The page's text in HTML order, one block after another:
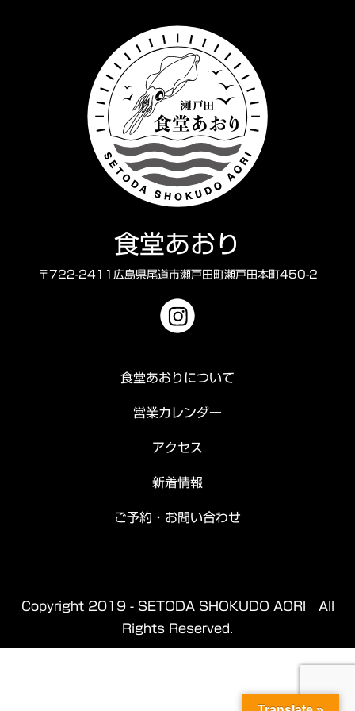
食堂あおり
〒722-2411広島県尾道市瀬戸田町瀬戸田本町450-2
食堂あおりについて
営業カレンダー
アクセス
新着情報
ご予約・お問い合わせ
Copyright 2019 - SETODA SHOKUDO AORI All
Rights Reserved.